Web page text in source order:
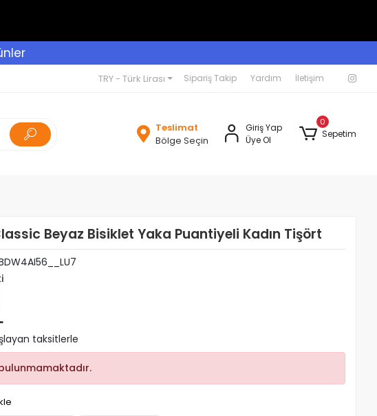
TRY - Türk Lirası Sipariş Takip Yardım İletişim
Teslimat
Bölge Seçin
Giriş Yap
Üye Ol
0
Sepetim
Beyaz Bisiklet Yaka Puantiyeli Kadın Tişört
taksitlerle